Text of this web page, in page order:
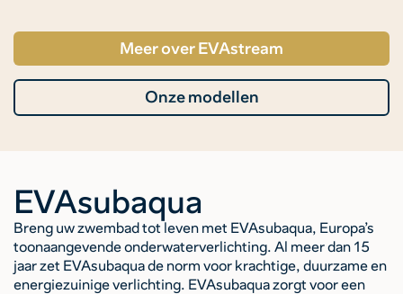
Meer over EVAstream
Onze modellen
EVAsubaqua
Breng uw zwembad tot leven met EVAsubaqua, Europa’s
toonaangevende onderwaterverlichting. Al meer dan 15
jaar zet EVAsubaqua de norm voor krachtige, duurzame en
energiezuinige verlichting. EVAsubaqua zorgt voor een